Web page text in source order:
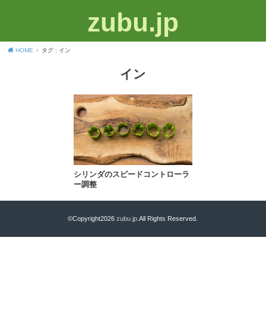
zubu.jp
HOME タグ : イン
イン
シリンダのスピードコントローラ
ー調整
©Copyright2026zubu.jp.All Rights Reserved.